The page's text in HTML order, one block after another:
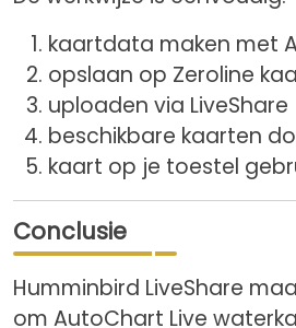
kaartdata maken met
opslaan op Zeroline
uploaden via LiveShare
beschikbare kaarten
kaart op je toestel
Conclusie
Humminbird LiveShare
om AutoChart Live